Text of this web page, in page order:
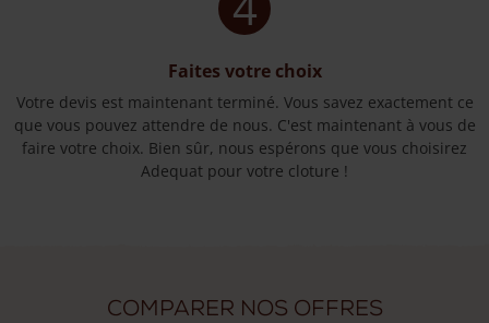
Faites votre choix
Votre devis est maintenant terminé. Vous savez exactement ce
que vous pouvez attendre de nous. C'est maintenant à vous de
faire votre choix. Bien sûr, nous espérons que vous choisirez
Adequat pour votre cloture !
Comparer nos offres